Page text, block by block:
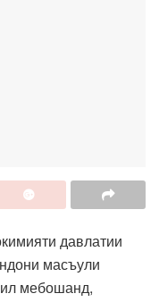
давлатии
масъули
мебошанд,